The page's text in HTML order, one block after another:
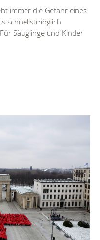
immer die Gefahr eines
schnellstmöglich
Säuglinge und Kinder